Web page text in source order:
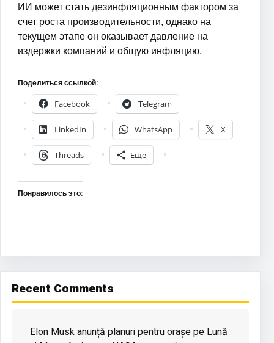
ИИ может стать дезинфляционным фактором за
счет роста производительности, однако на
текущем этапе он оказывает давление на
издержки компаний и общую инфляцию.
Поделиться ссылкой:
Facebook
Telegram
LinkedIn WhatsApp X
Threads Ещё
Понравилось это:
Recent Comments
Elon Musk anunță planuri pentru orașe pe Lună